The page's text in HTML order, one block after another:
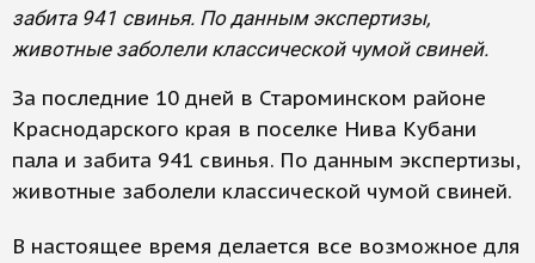
забита 941 свинья. По данным экспертизы,
животные заболели классической чумой свиней.
За последние 10 дней в Староминском районе
Краснодарского края в поселке Нива Кубани
пала и забита 941 свинья. По данным экспертизы,
животные заболели классической чумой свиней.
В настоящее время делается все возможное для